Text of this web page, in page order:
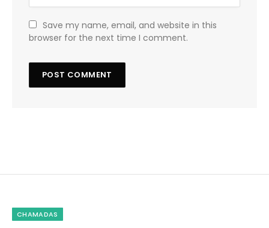
Save my name, email, and website in this
browser for the next time I comment.
CHAMADAS